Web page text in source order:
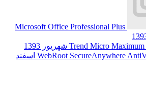
Microsoft Office Professional Plus
Trend Micro Maximum
WebRoot SecureAnywhere 21 اسفند